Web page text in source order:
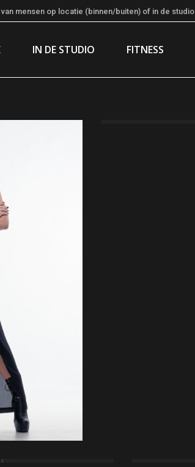
mensen op locatie (binnen/buiten) of in de studio.
IN DE STUDIO FITNESS